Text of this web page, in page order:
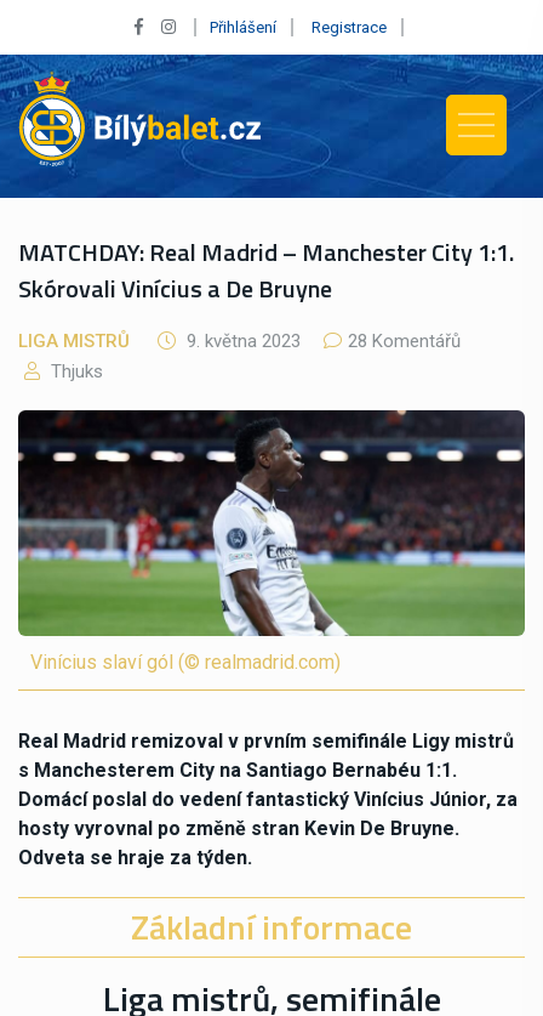
Přihlášení Registrace
MATCHDAY: Real Madrid – Manchester City 1:1.
Skórovali Vinícius a De Bruyne
LIGA MISTRŮ 9. května 2023
28 Komentářů
Thjuks
Vinícius slaví gól (© realmadrid.com)
Real Madrid remizoval v prvním semifinále Ligy mistrů
s Manchesterem City na Santiago Bernabéu 1:1.
Domácí poslal do vedení fantastický Vinícius Júnior, za
hosty vyrovnal po změně stran Kevin De Bruyne.
Odveta se hraje za týden.
Základní informace
Liga mistrů, semifinále